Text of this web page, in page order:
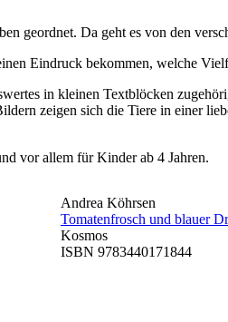
geordnet. Da geht es von den
Eindruck bekommen, welche
in kleinen Textblöcken
zeigen sich die Tiere in einer
vor allem für Kinder ab 4 Jahren.
Andrea Köhrsen
Tomatenfrosch und blauer
Kosmos
ISBN 9783440171844